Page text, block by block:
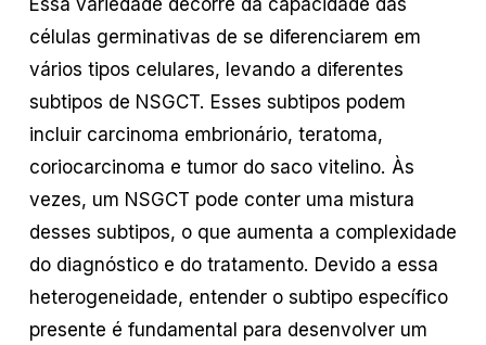
células germinativas de se diferenciarem em
vários tipos celulares, levando a diferentes
subtipos de NSGCT. Esses subtipos podem
incluir carcinoma embrionário, teratoma,
coriocarcinoma e tumor do saco vitelino. Às
vezes, um NSGCT pode conter uma mistura
desses subtipos, o que aumenta a complexidade
do diagnóstico e do tratamento. Devido a essa
heterogeneidade, entender o subtipo específico
presente é fundamental para desenvolver um